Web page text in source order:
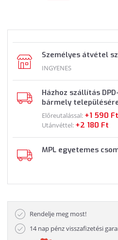
Személyes átvétel
INGYENES
Házhoz szállítás
bármely
Előreutalással: +1 590 Ft
Utánvéttel: +2 180 Ft
MPL egyetemes
Rendelje meg most!
14 nap pénz visszafizetési